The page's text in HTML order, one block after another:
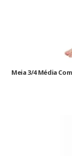
Meia 3/4 Média